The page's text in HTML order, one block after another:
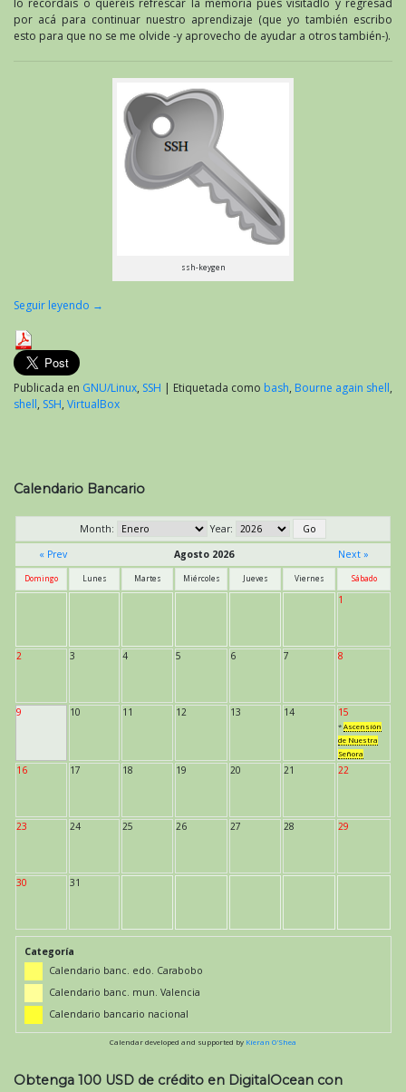
lo recordáis o queréis refrescar la memoria pues visitadlo y regresad
por acá para continuar nuestro aprendizaje (que yo también escribo
esto para que no se me olvide -y aprovecho de ayudar a otros también-).
ssh-keygen
Seguir leyendo →
Publicada en GNU/Linux, SSH | Etiquetada como bash, Bourne again shell,
shell, SSH, VirtualBox
Calendario Bancario
Month:
Year:
« Prev
Agosto 2026 Next »
Domingo Lunes Martes Miércoles Jueves Viernes Sábado
1
2 3 4 5 6 7 8
9 10 11 12 13 14 15
* Ascensión
de Nuestra
Señora
16 17 18 19 20 21 22
23 24 25 26 27 28 29
30 31
Categoría
Calendario banc. edo. Carabobo
Calendario banc. mun. Valencia
Calendario bancario nacional
Calendar developed and supported by Kieran O'Shea
Obtenga 100 USD de crédito en DigitalOcean con